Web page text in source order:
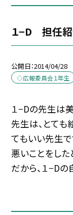
１−D 担任
公開日 2014/04/28
◇広報委員会１年生
１−Dの先生は
先生は、とても
てもいい先生で
悪いことをした
だから、１−Dの